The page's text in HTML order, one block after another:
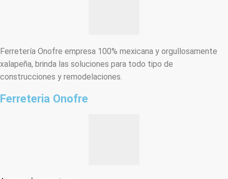
Ferretería Onofre empresa 100% mexicana y orgullosamente
xalapeña, brinda las soluciones para todo tipo de
construcciones y remodelaciones.
Ferreteria Onofre